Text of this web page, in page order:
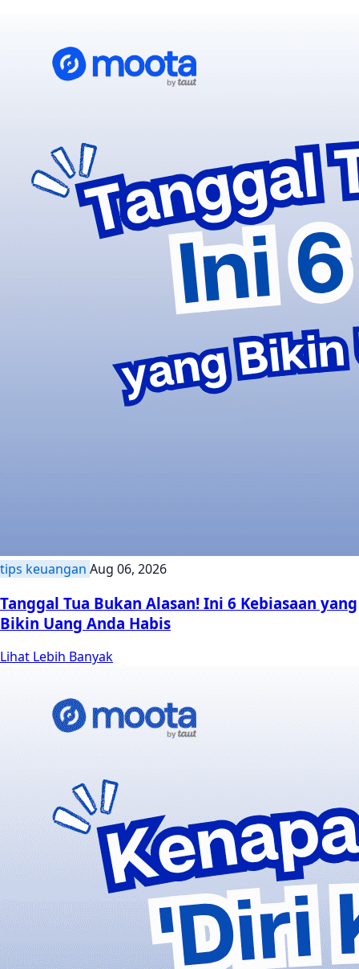
tips keuangan Aug 06, 2026
Tanggal Tua Bukan Alasan! Ini 6 Kebiasaan yang
Bikin Uang Anda Habis
Lihat Lebih Banyak